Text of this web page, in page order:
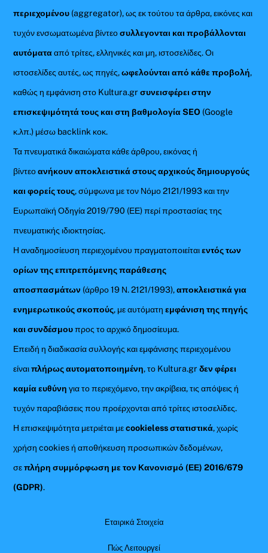
περιεχομένου (aggregator), ως εκ τούτου τα άρθρα, εικόνες και
τυχόν ενσωματωμένα βίντεοσυλλεγονται και προβάλλονται
αυτόματααπό τρίτες, ελληνικές και μη, ιστοσελίδες. Οι
ιστοσελίδες αυτές, ως πηγές,ωφελούνται από κάθε προβολή,
καθώς η εμφάνιση στο Kultura.gr συνεισφέρει στην
επισκεψιμότητά τους και στη βαθμολογία SEO (Google
κ.λπ.) μέσω backlink κοκ.
Τα πνευματικά δικαιώματα κάθε άρθρου, εικόνας ή
βίντεοανήκουν αποκλειστικά στους αρχικούς δημιουργούς
και φορείς τους, σύμφωνα με τον Νόμο 2121/1993 και την
Ευρωπαϊκή Οδηγία 2019/790 (ΕΕ) περί προστασίας της
πνευματικής ιδιοκτησίας.
Η αναδημοσίευση περιεχομένου πραγματοποιείταιεντός των
ορίων της επιτρεπόμενης παράθεσης
αποσπασμάτων (άρθρο 19 Ν. 2121/1993),αποκλειστικά για
ενημερωτικούς σκοπούς, με αυτόματηεμφάνιση της πηγής
και συνδέσμουπρος το αρχικό δημοσίευμα.
Επειδή η διαδικασία συλλογής και εμφάνισης περιεχομένου
είναιπλήρως αυτοματοποιημένη, το Kultura.grδεν φέρει
καμία ευθύνη για το περιεχόμενο, την ακρίβεια, τις απόψεις ή
τυχόν παραβιάσεις που προέρχονται από τρίτες ιστοσελίδες.
Η επισκεψιμότητα μετριέται μεcookieless στατιστικά, χωρίς
χρήση cookies ή αποθήκευση προσωπικών δεδομένων,
σεπλήρη συμμόρφωση με τον Κανονισμό (ΕΕ) 2016/679
(GDPR).
Εταιρικά Στοιχεία
Πώς Λειτουργεί